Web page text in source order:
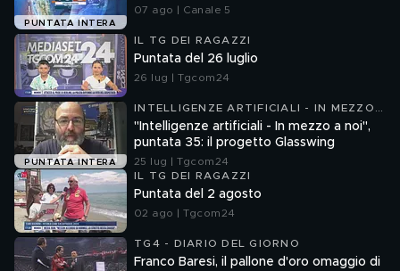
PUNTATA INTERA
07 ago | Canale 5
IL TG DEI RAGAZZI
Puntata del 26 luglio
26 lug | Tgcom24
PUNTATA INTERA
INTELLIGENZE ARTIFICIALI - IN MEZZO
A NOI
"Intelligenze artificiali - In mezzo a noi",
puntata 35: il progetto Glasswing
25 lug | Tgcom24
IL TG DEI RAGAZZI
Puntata del 2 agosto
02 ago | Tgcom24
TG4 - DIARIO DEL GIORNO
Franco Baresi, il pallone d'oro omaggio di